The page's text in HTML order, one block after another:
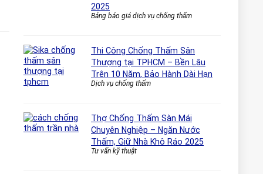
2025
Bảng báo giá dịch vụ chống thấm
Thi Công Chống Thấm Sân
Thượng tại TPHCM – Bền Lâu
Trên 10 Năm, Bảo Hành Dài Hạn
Dịch vụ chống thấm
Thợ Chống Thấm Sàn Mái
Chuyên Nghiệp – Ngăn Nước
Thấm, Giữ Nhà Khô Ráo 2025
Tư vấn kỹ thuật